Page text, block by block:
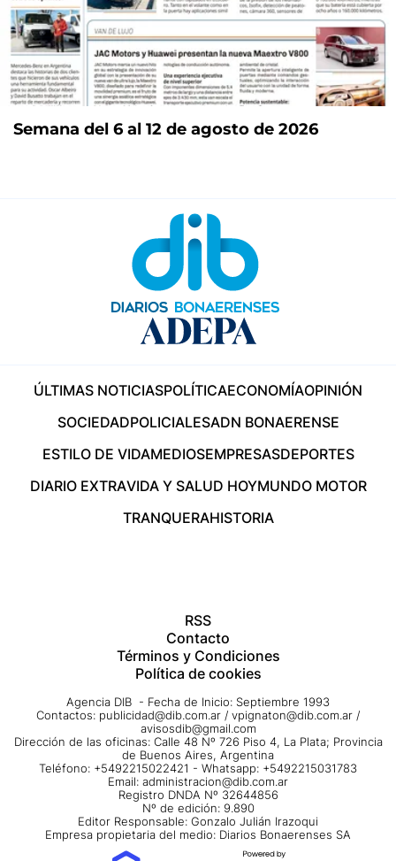
Semana del 6 al 12 de agosto de 2026
ÚLTIMAS NOTICIASPOLÍTICAECONOMÍAOPINIÓN
SOCIEDADPOLICIALESADN BONAERENSE
ESTILO DE VIDAMEDIOSEMPRESASDEPORTES
DIARIO EXTRAVIDA Y SALUD HOYMUNDO MOTOR
TRANQUERAHISTORIA
RSS
Contacto
Términos y Condiciones
Política de cookies
Agencia DIB - Fecha de Inicio: Septiembre 1993
Contactos: publicidad@dib.com.ar / vpignaton@dib.com.ar /
avisosdib@gmail.com
Dirección de las oficinas: Calle 48 Nº 726 Piso 4, La Plata; Provincia
de Buenos Aires, Argentina
Teléfono: +5492215022421 - Whatsapp: +5492215031783
Email: administracion@dib.com.ar
Registro DNDA Nº 32644856
Nº de edición: 9.890
Editor Responsable: Gonzalo Julián Irazoqui
Empresa propietaria del medio: Diarios Bonaerenses SA